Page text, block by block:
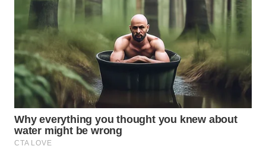
WN
SULUT
WN
MALUKU
WN
MALUT
WN